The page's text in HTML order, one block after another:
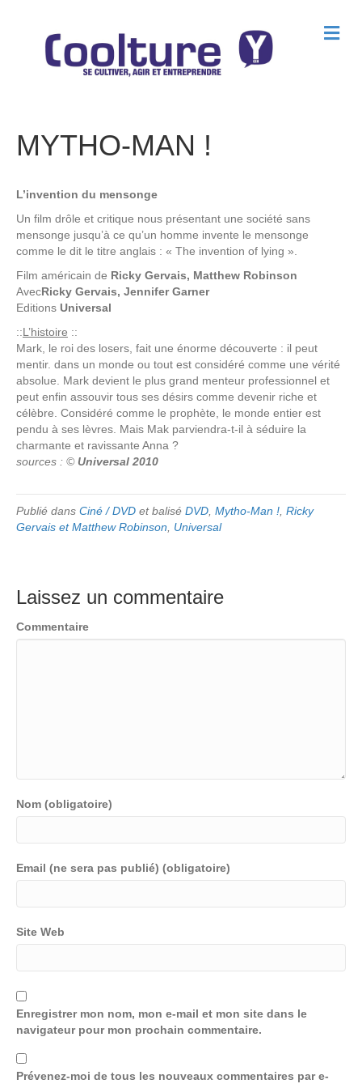
M
e
MYTHO-MAN !
L’invention du mensonge
Un film drôle et critique nous présentant une société sans
mensonge jusqu’à ce qu’un homme invente le mensonge
comme le dit le titre anglais : « The invention of lying ».
Film américain de Ricky Gervais, Matthew Robinson
AvecRicky Gervais, Jennifer Garner
Editions Universal
::L’histoire ::
Mark, le roi des losers, fait une énorme découverte : il peut
mentir. dans un monde ou tout est considéré comme une vérité
absolue. Mark devient le plus grand menteur professionnel et
peut enfin assouvir tous ses désirs comme devenir riche et
célèbre. Considéré comme le prophète, le monde entier est
pendu à ses lèvres. Mais Mak parviendra-t-il à séduire la
charmante et ravissante Anna ?
sources : © Universal 2010
Publié dans Ciné / DVD et balisé DVD Mytho-Man ! Ricky
Gervais et Matthew Robinson
Universal
Laissez un commentaire
Commentaire
Nom (obligatoire)
Email (ne sera pas publié) (obligatoire)
Site Web
Enregistrer mon nom, mon e-mail et mon site dans le
navigateur pour mon prochain commentaire.
Prévenez-moi de tous les nouveaux commentaires par e-